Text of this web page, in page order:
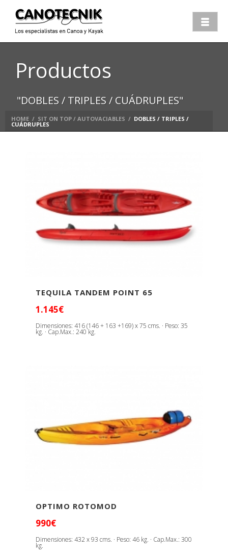
Productos
"DOBLES / TRIPLES / CUÁDRUPLES"
HOME / SIT ON TOP / AUTOVACIABLES / DOBLES / TRIPLES /
CUÁDRUPLES
TEQUILA TANDEM POINT 65
1.145€
Dimensiones: 416 (146 + 163 +169) x 75 cms. · Peso: 35
kg. · Cap.Max.: 240 kg.
OPTIMO ROTOMOD
990€
Dimensiones: 432 x 93 cms. · Peso: 46 kg. · Cap.Max.: 300
kg.